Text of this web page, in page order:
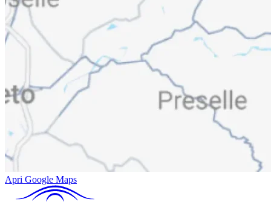
Apri Google Maps